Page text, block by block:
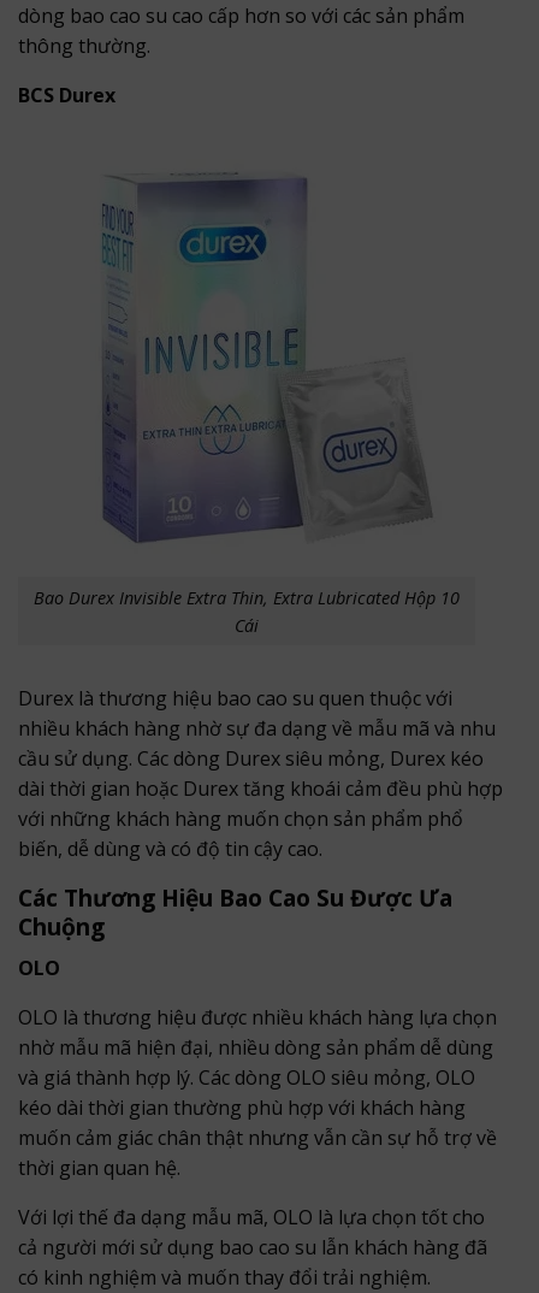
dòng bao cao su cao cấp hơn so với các sản phẩm
thông thường.
BCS Durex
Bao Durex Invisible Extra Thin, Extra Lubricated Hộp 10
Cái
Durex là thương hiệu bao cao su quen thuộc với
nhiều khách hàng nhờ sự đa dạng về mẫu mã và nhu
cầu sử dụng. Các dòng Durex siêu mỏng, Durex kéo
dài thời gian hoặc Durex tăng khoái cảm đều phù hợp
với những khách hàng muốn chọn sản phẩm phổ
biến, dễ dùng và có độ tin cậy cao.
Các Thương Hiệu Bao Cao Su Được Ưa
Chuộng
OLO
OLO là thương hiệu được nhiều khách hàng lựa chọn
nhờ mẫu mã hiện đại, nhiều dòng sản phẩm dễ dùng
và giá thành hợp lý. Các dòng OLO siêu mỏng, OLO
kéo dài thời gian thường phù hợp với khách hàng
muốn cảm giác chân thật nhưng vẫn cần sự hỗ trợ về
thời gian quan hệ.
Với lợi thế đa dạng mẫu mã, OLO là lựa chọn tốt cho
cả người mới sử dụng bao cao su lẫn khách hàng đã
có kinh nghiệm và muốn thay đổi trải nghiệm.